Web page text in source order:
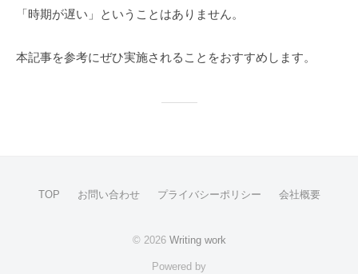
「時期が遅い」ということはありません。
本記事を参考にぜひ実施されることをおすすめします。
TOP お問い合わせ プライバシーポリシー 会社概要
© 2026 Writing work
Powered by